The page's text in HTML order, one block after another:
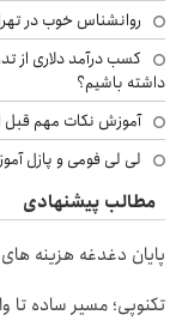
روانشناس خوب در
کسب درآمد دلاری از
داشته باشیم؟
آموزش نکات مهم قبل
لی لی فومی و پازل
مطالب پیشنهادی
پایان دغدغه هزینه
تکنوپی؛ مسیر ساده تا وام ۱۵۰